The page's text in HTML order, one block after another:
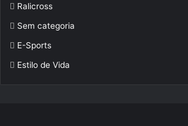
Ralicross
Sem categoria
E-Sports
Estilo de Vida